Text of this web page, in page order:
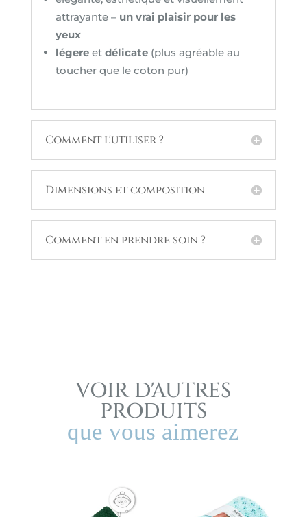
attrayante – un vrai plaisir pour les
yeux
légereet délicate(plus agréable au
toucher que le coton pur)
Comment l'utiliser ?
Dimensions et composition
Comment en prendre soin ?
VOIR D'AUTRES
PRODUITS
que vous aimerez